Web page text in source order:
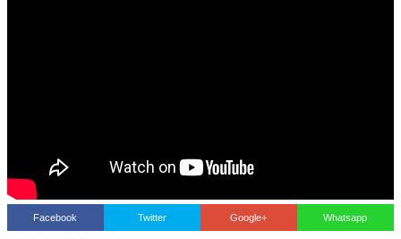
Facebook Twitter Google+ Whatsapp